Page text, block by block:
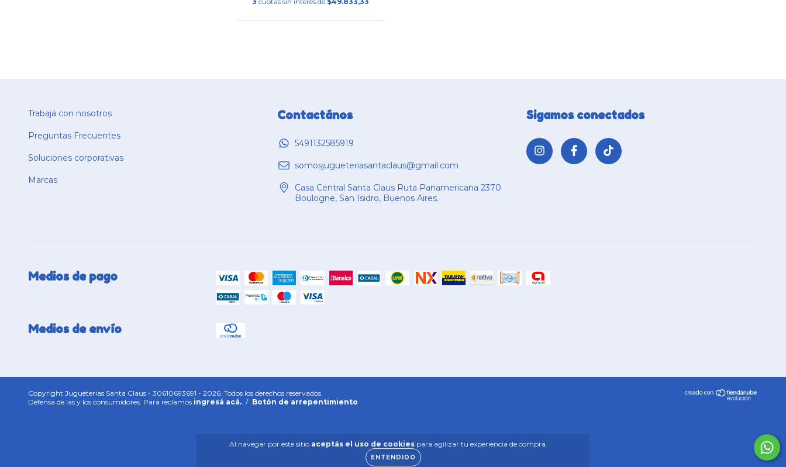
Al navegar por este sitio aceptás el uso de cookies para agilizar tu experiencia de compra.
ENTENDIDO
Trabajá con nosotros
Preguntas Frecuentes
Soluciones corporativas
Marcas
Contactános
5491132585919
somosjugueteriasantaclaus@gmail.com
Casa Central Santa Claus Ruta Panamericana 2370
Boulogne, San Isidro, Buenos Aires.
Sigamos conectados
Medios de pago
Medios de envío
Copyright Jugueterias Santa Claus - 30610693691 - 2026. Todos los derechos reservados.
Defensa de las y los consumidores. Para reclamos ingresá acá. / Botón de arrepentimiento